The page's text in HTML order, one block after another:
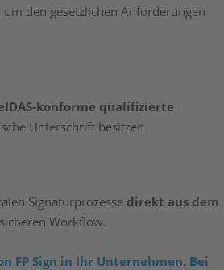
den gesetzlichen Anforderungen
konforme qualifizierte
Unterschrift besitzen.
Signaturprozesse direkt aus dem
Workflow.
FP Sign in Ihr Unternehmen. Bei